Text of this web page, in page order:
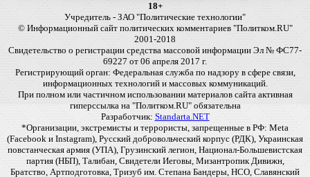
18+
Учредитель - ЗАО "Политические технологии"
© Информационный сайт политических комментариев "Политком.RU"
2001-2018
Свидетельство о регистрации средства массовой информации Эл № ФС77-
69227 от 06 апреля 2017 г.
Регистрирующий орган: Федеральная служба по надзору в сфере связи,
информационных технологий и массовых коммуникаций.
При полном или частичном использовании материалов сайта активная
гиперссылка на "Политком.RU" обязательна
Разработчик: Standarta.NET
*Организации, экстремисты и террористы, запрещенные в РФ: Meta
(Facebook и Instagram), Русский добровольческий корпус (РДК), Украинская
повстанческая армия (УПА), Грузинский легион, Национал-Большевистская
партия (НБП), Талибан, Свидетели Иеговы, Мизантропик Дивижн,
Братство, Артподготовка, Тризуб им. Степана Бандеры, НСО, Славянский